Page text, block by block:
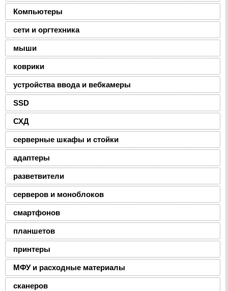
Компьютеры
сети и оргтехника
мыши
коврики
устройства ввода и вебкамеры
SSD
СХД
серверные шкафы и стойки
адаптеры
разветвители
серверов и моноблоков
смартфонов
планшетов
принтеры
МФУ и расходные материалы
сканеров